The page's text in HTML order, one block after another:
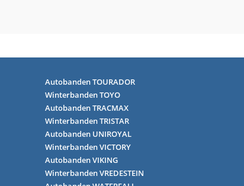
Autobanden TOURADOR
Winterbanden TOYO
Autobanden TRACMAX
Winterbanden TRISTAR
Autobanden UNIROYAL
Winterbanden VICTORY
Autobanden VIKING
Winterbanden VREDESTEIN